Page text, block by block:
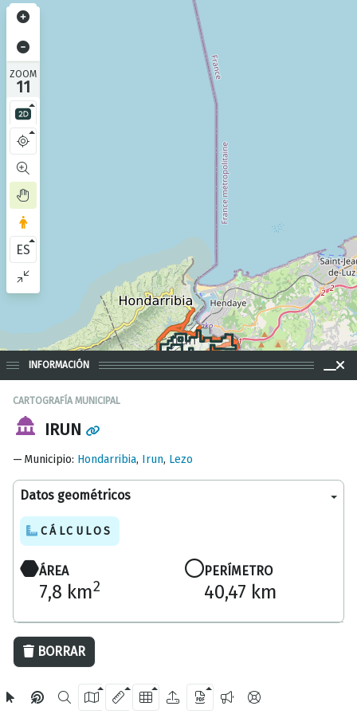
ZOOM
11
ES
OpenStreetMap
INFORMACIÓN
CARTOGRAFÍA MUNICIPAL
IRUN
Municipio: Hondarribia, Irun, Lezo
Datos geométricos
CÁLCULOS
ÁREA
7,8 km2
PERÍMETRO
40,47 km
BORRAR